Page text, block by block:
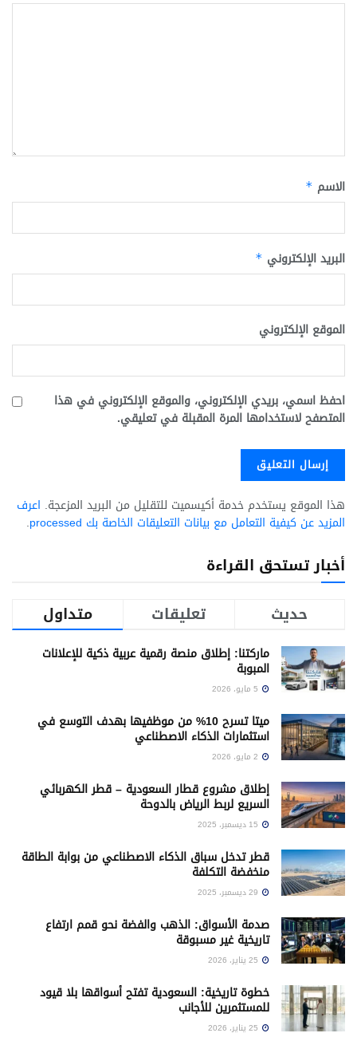
الاسم *
البريد الإلكتروني *
الموقع الإلكتروني
احفظ اسمي، بريدي الإلكتروني، والموقع الإلكتروني في هذا
المتصفح لاستخدامها المرة المقبلة في تعليقي.
هذا الموقع يستخدم خدمة أكيسميت للتقليل من البريد المزعجة. اعرف
المزيد عن كيفية التعامل مع بيانات التعليقات الخاصة بك processed
.
أخبار تستحق القراءة
متداول
تعليقات حديث
ماركتنا: إطلاق منصة رقمية عربية ذكية للإعلانات
المبوبة
ميتا تسرح 10% من موظفيها بهدف التوسع في
استثمارات الذكاء الاصطناعي
إطلاق مشروع قطار السعودية – قطر الكهربائي
السريع لربط الرياض بالدوحة
قطر تدخل سباق الذكاء الاصطناعي من بوابة الطاقة
منخفضة التكلفة
صدمة الأسواق: الذهب والفضة نحو قمم ارتفاع
تاريخية غير مسبوقة
خطوة تاريخية: السعودية تفتح أسواقها بلا قيود
للمستثمرين للأجانب